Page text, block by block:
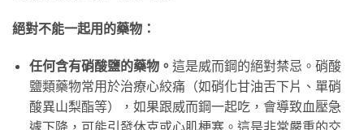
絕對不能一起用的藥物：
任何含有硝酸鹽的藥物。 這是威而鋼的絕對禁忌。硝酸
鹽類藥物常用於治療心絞痛（如硝化甘油舌下片、單硝
酸異山梨酯等），如果跟威而鋼一起吃，會導致血壓急
遽下降，可能引發休克或心肌梗塞。這是非常嚴重的交